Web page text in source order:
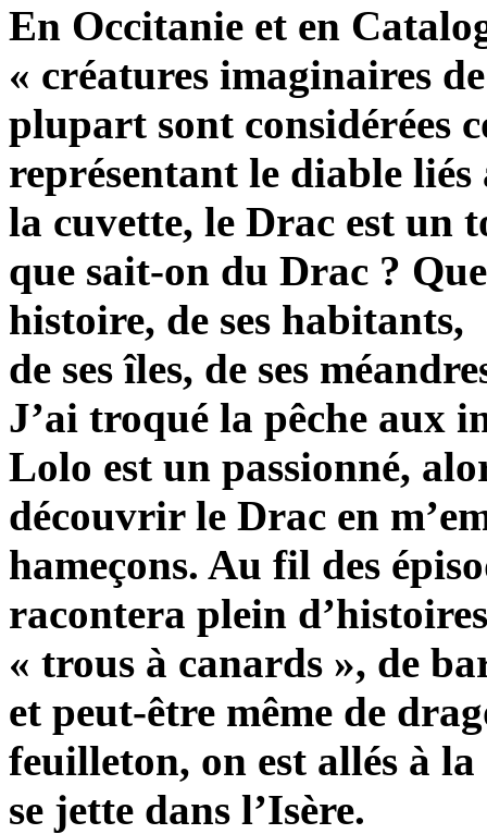
En Occitanie et en
« créatures imaginaires
plupart sont considérées
représentant le diable liés
la cuvette, le Drac est un
que sait-on du Drac ?
histoire, de ses habitants,
de ses îles, de ses
J’ai troqué la pêche aux
Lolo est un passionné,
découvrir le Drac en
hameçons. Au fil des
racontera plein
« trous à canards », de
et peut-être même de
feuilleton, on est allés à
se jette dans l’Isère.